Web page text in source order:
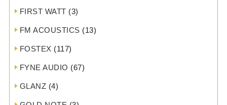
FIRST WATT (3)
FM ACOUSTICS (13)
FOSTEX (117)
FYNE AUDIO (67)
GLANZ (4)